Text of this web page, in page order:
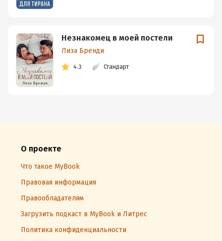
Незнакомец в моей постели
Лиза Бренди
4.3 Стандарт
О проекте
Что такое MyBook
Правовая информация
Правообладателям
Загрузить подкаст в MyBook и Литрес
Политика конфиденциальности